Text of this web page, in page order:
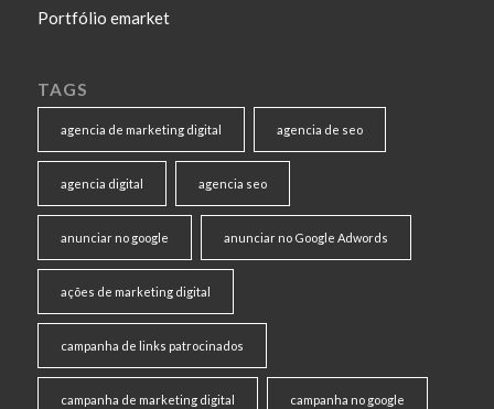
Portfólio emarket
TAGS
agencia de marketing digital agencia de seo
agencia digital agencia seo
anunciar no google anunciar no Google Adwords
ações de marketing digital
campanha de links patrocinados
campanha de marketing digital campanha no google